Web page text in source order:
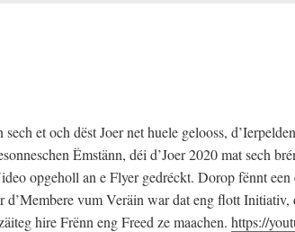
et och dëst Joer net huele gelooss,
Ëmstänn, déi d’Joer 2020 mat sech
opgeholl an e Flyer gedréckt. Dorop fënnt
vum Veräin war dat eng flott Initiativ,
hire Frënn eng Freed ze maachen. https://